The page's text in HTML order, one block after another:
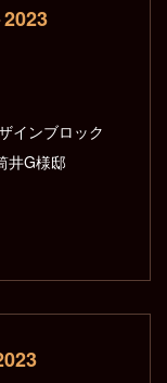
インブロック
井G様邸